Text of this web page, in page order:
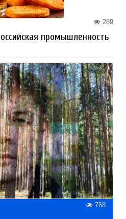
289
промышленность
768